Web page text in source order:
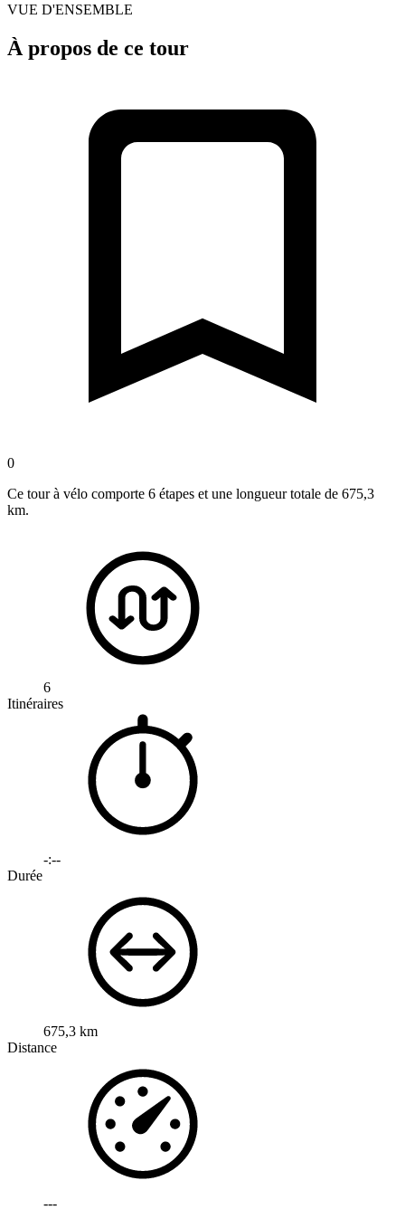
VUE D'ENSEMBLE
À propos de ce tour
0
Ce tour à vélo comporte 6 étapes et une longueur totale de 675,3
km.
6
Itinéraires
-:--
Durée
675,3 km
Distance
---